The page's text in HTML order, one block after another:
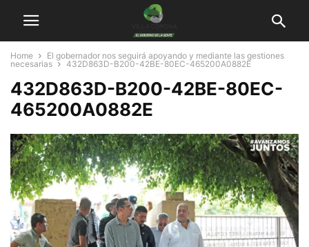
Home
El gobernador nos seguirá apoyando y mediante las gestiones
necesarias
432D863D-B200-42BE-80EC-465200A0882E
432D863D-B200-42BE-80EC-
465200A0882E